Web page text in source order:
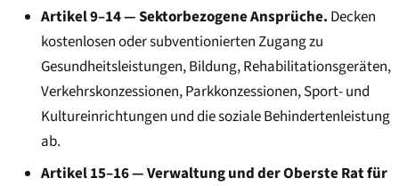
Artikel 9–14 — Sektorbezogene Ansprüche. Decken
kostenlosen oder subventionierten Zugang zu
Gesundheitsleistungen, Bildung, Rehabilitationsgeräten,
Verkehrskonzessionen, Parkkonzessionen, Sport- und
Kultureinrichtungen und die soziale Behindertenleistung
ab.
Artikel 15–16 — Verwaltung und der Oberste Rat für